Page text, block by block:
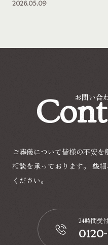
2026.05.09
お問い合
ご葬儀について皆様の不安
相談を承っております。
些細
ください。
24時間受付